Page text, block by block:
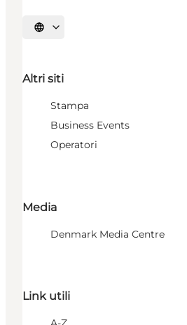
Seleziona la lingua
Altri siti
Stampa
Business Events
Operatori
Media
Denmark Media Centre
Link utili